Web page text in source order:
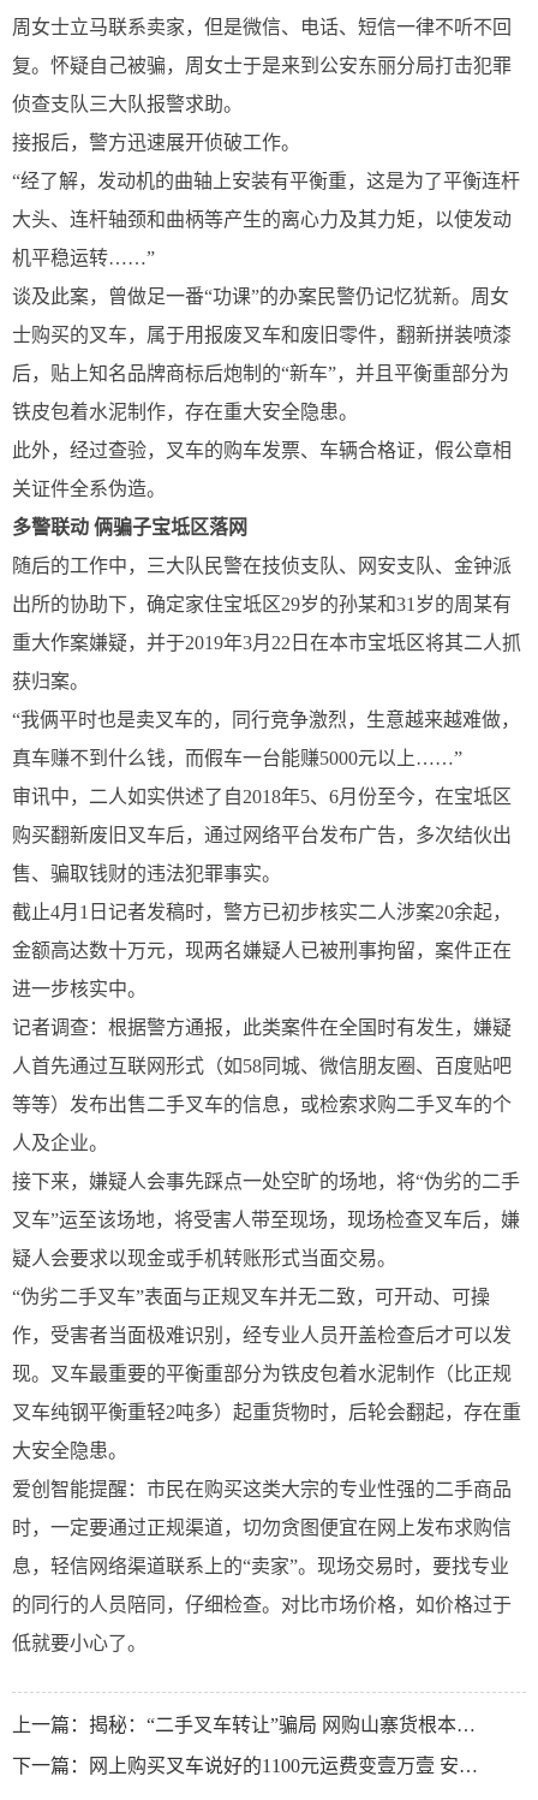
周女士立马联系卖家，但是微信、电话、短信一律不听不回
复。怀疑自己被骗，周女士于是来到公安东丽分局打击犯罪
侦查支队三大队报警求助。
接报后，警方迅速展开侦破工作。
“经了解，发动机的曲轴上安装有平衡重，这是为了平衡连杆
大头、连杆轴颈和曲柄等产生的离心力及其力矩，以使发动
机平稳运转……”
谈及此案，曾做足一番“功课”的办案民警仍记忆犹新。周女
士购买的叉车，属于用报废叉车和废旧零件，翻新拼装喷漆
后，贴上知名品牌商标后炮制的“新车”，并且平衡重部分为
铁皮包着水泥制作，存在重大安全隐患。
此外，经过查验，叉车的购车发票、车辆合格证，假公章相
关证件全系伪造。
多警联动 俩骗子宝坻区落网
随后的工作中，三大队民警在技侦支队、网安支队、金钟派
出所的协助下，确定家住宝坻区29岁的孙某和31岁的周某有
重大作案嫌疑，并于2019年3月22日在本市宝坻区将其二人抓
获归案。
“我俩平时也是卖叉车的，同行竞争激烈，生意越来越难做，
真车赚不到什么钱，而假车一台能赚5000元以上……”
审讯中，二人如实供述了自2018年5、6月份至今，在宝坻区
购买翻新废旧叉车后，通过网络平台发布广告，多次结伙出
售、骗取钱财的违法犯罪事实。
截止4月1日记者发稿时，警方已初步核实二人涉案20余起，
金额高达数十万元，现两名嫌疑人已被刑事拘留，案件正在
进一步核实中。
记者调查：根据警方通报，此类案件在全国时有发生，嫌疑
人首先通过互联网形式（如58同城、微信朋友圈、百度贴吧
等等）发布出售二手叉车的信息，或检索求购二手叉车的个
人及企业。
接下来，嫌疑人会事先踩点一处空旷的场地，将“伪劣的二手
叉车”运至该场地，将受害人带至现场，现场检查叉车后，嫌
疑人会要求以现金或手机转账形式当面交易。
“伪劣二手叉车”表面与正规叉车并无二致，可开动、可操
作，受害者当面极难识别，经专业人员开盖检查后才可以发
现。叉车最重要的平衡重部分为铁皮包着水泥制作（比正规
叉车纯钢平衡重轻2吨多）起重货物时，后轮会翻起，存在重
大安全隐患。
爱创智能提醒：市民在购买这类大宗的专业性强的二手商品
时，一定要通过正规渠道，切勿贪图便宜在网上发布求购信
息，轻信网络渠道联系上的“卖家”。现场交易时，要找专业
的同行的人员陪同，仔细检查。对比市场价格，如价格过于
低就要小心了。
上一篇：
揭秘：“二手叉车转让”骗局 网购山寨货根本不能用，被骗几万正常
下一篇：
网上购买叉车说好的1100元运费变壹万壹 安徽买叉车可选本地制造厂